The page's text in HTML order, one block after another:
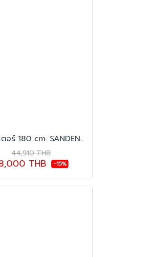
ตู้เคาน์เตอร์ 180 cm. SANDEN รุ่น SCF-1803
44,910 THB
THB -15%